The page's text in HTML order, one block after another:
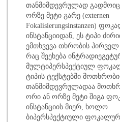
თანმიმდევრულად
ორზე მეტი გარე (externen
Fokalisierungsinstanzen)
ინსტანციიდან, ეს ტიპი
ემთხვევა თხრობის პირველ
რაც შეეხება
მულტიპერსპექტიულ
ტიპის ტექსტებში
თანმიმდევრულადაა
ორი ან ორზე მეტი შიგა
ინსტანციის მიერ, ხოლო
ბიპერსპექტიული